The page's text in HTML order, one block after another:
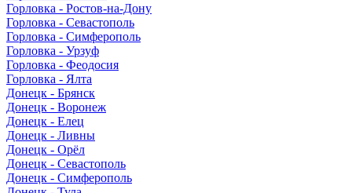
Горловка - Ростов-на-Дону
Горловка - Севастополь
Горловка - Симферополь
Горловка - Урзуф
Горловка - Феодосия
Горловка - Ялта
Донецк - Брянск
Донецк - Воронеж
Донецк - Елец
Донецк - Ливны
Донецк - Орёл
Донецк - Севастополь
Донецк - Симферополь